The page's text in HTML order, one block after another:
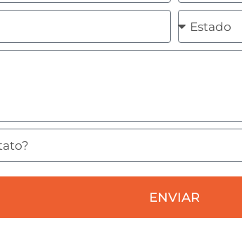
Estado
ENVIAR